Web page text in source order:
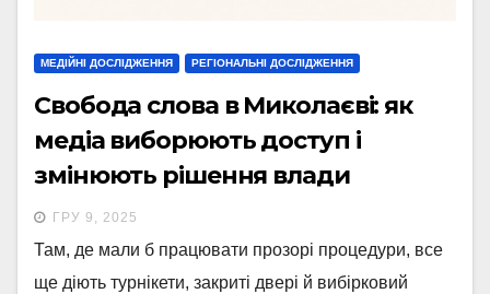
МЕДІЙНІ ДОСЛІДЖЕННЯ РЕГІОНАЛЬНІ ДОСЛІДЖЕННЯ
Свобода слова в Миколаєві: як
медіа виборюють доступ і
змінюють рішення влади
ГРУ 9, 2025
Там, де мали б працювати прозорі процедури, все
ще діють турнікети, закриті двері й вибірковий